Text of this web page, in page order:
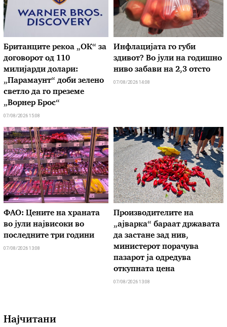
Британците рекоа „ОК“ за
договорот од 110
милијарди долари:
„Парамаунт“ доби зелено
светло да го преземе
„Ворнер Брос“
07/08/2026 15:08
Инфлацијата го губи
здивот? Во јули на годишно
ниво забави на 2,3 отсто
07/08/2026 14:08
ФАО: Цените на храната
во јули највисоки во
последните три години
07/08/2026 13:08
Производителите на
„ајварка“ бараат државата
да застане зад нив,
министерот порачува
пазарот ја одредува
откупната цена
07/08/2026 13:08
Најчитани